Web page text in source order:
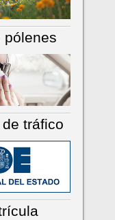
pólenes
tráfico